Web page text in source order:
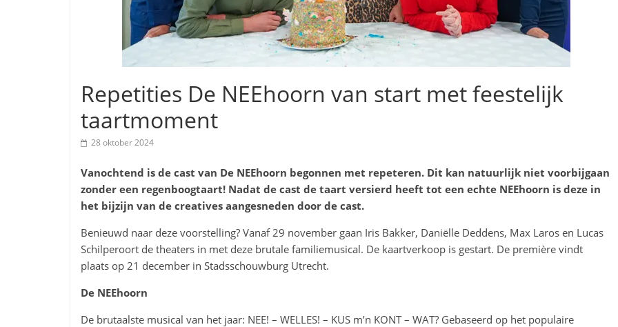
Repetities De NEEhoorn van start met feestelijk
taartmoment
28 oktober 2024
Vanochtend is de cast van De NEEhoorn begonnen met repeteren. Dit kan natuurlijk niet voorbijgaan
zonder een regenboogtaart! Nadat de cast de taart versierd heeft tot een echte NEEhoorn is deze in
het bijzijn van de creatives aangesneden door de cast.
Benieuwd naar deze voorstelling? Vanaf 29 november gaan Iris Bakker, Daniëlle Deddens, Max Laros en Lucas
Schilperoort de theaters in met deze brutale familiemusical. De kaartverkoop is gestart. De première vindt
plaats op 21 december in Stadsschouwburg Utrecht.
De NEEhoorn
De brutaalste musical van het jaar: NEE! – WELLES! – KUS m’n KONT – WAT? Gebaseerd op het populaire